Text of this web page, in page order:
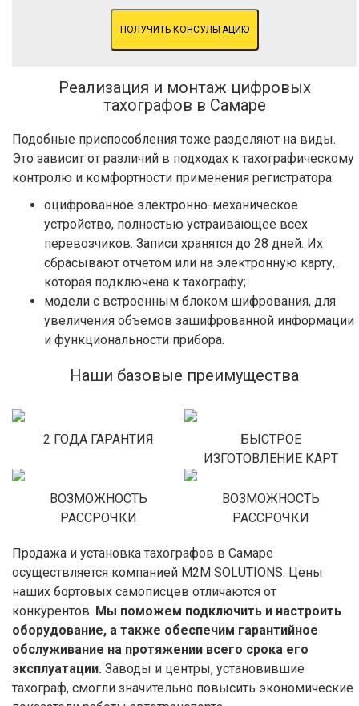
ПОЛУЧИТЬ КОНСУЛЬТАЦИЮ
Реализация и монтаж цифровых
тахографов в Самаре
Подобные приспособления тоже разделяют на виды.
Это зависит от различий в подходах к тахографическому
контролю и комфортности применения регистратора:
оцифрованное электронно-механическое
устройство, полностью устраивающее всех
перевозчиков. Записи хранятся до 28 дней. Их
сбрасывают отчетом или на электронную карту,
которая подключена к тахографу;
модели с встроенным блоком шифрования, для
увеличения объемов зашифрованной информации
и функциональности прибора.
Наши базовые преимущества
2 ГОДА ГАРАНТИЯ
БЫСТРОЕ
ИЗГОТОВЛЕНИЕ КАРТ
ВОЗМОЖНОСТЬ
РАССРОЧКИ
ВОЗМОЖНОСТЬ
РАССРОЧКИ
Продажа и установка тахографов в Самаре
осуществляется компанией M2M SOLUTIONS. Цены
наших бортовых самописцев отличаются от
конкурентов. Мы поможем подключить и настроить
оборудование, а также обеспечим гарантийное
обслуживание на протяжении всего срока его
эксплуатации. Заводы и центры, установившие
тахограф, смогли значительно повысить экономические